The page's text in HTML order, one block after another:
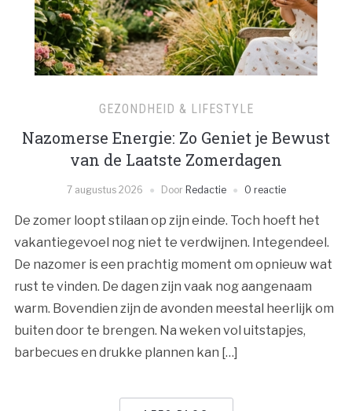
GEZONDHEID & LIFESTYLE
Nazomerse Energie: Zo Geniet je Bewust
van de Laatste Zomerdagen
7 augustus 2026 Door Redactie 0 reactie
De zomer loopt stilaan op zijn einde. Toch hoeft het
vakantiegevoel nog niet te verdwijnen. Integendeel.
De nazomer is een prachtig moment om opnieuw wat
rust te vinden. De dagen zijn vaak nog aangenaam
warm. Bovendien zijn de avonden meestal heerlijk om
buiten door te brengen. Na weken vol uitstapjes,
barbecues en drukke plannen kan […]